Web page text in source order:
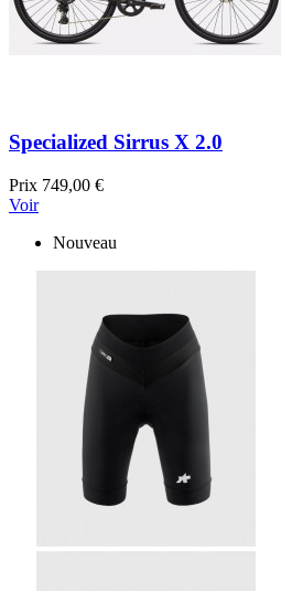
Specialized Sirrus X 2.0
Prix 749,00 €
Voir
Nouveau